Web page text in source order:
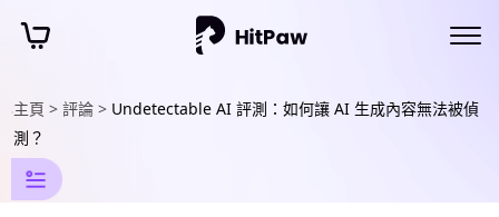
主頁 > 評論 > Undetectable AI 評測：如何讓 AI 生成內容無法被偵
測？
AI
照
片
添